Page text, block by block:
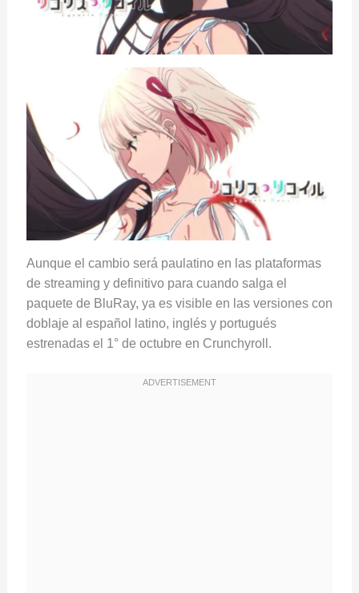
Aunque el cambio será paulatino en las plataformas
de streaming y definitivo para cuando salga el
paquete de BluRay, ya es visible en las versiones con
doblaje al español latino, inglés y portugués
estrenadas el 1° de octubre en Crunchyroll.